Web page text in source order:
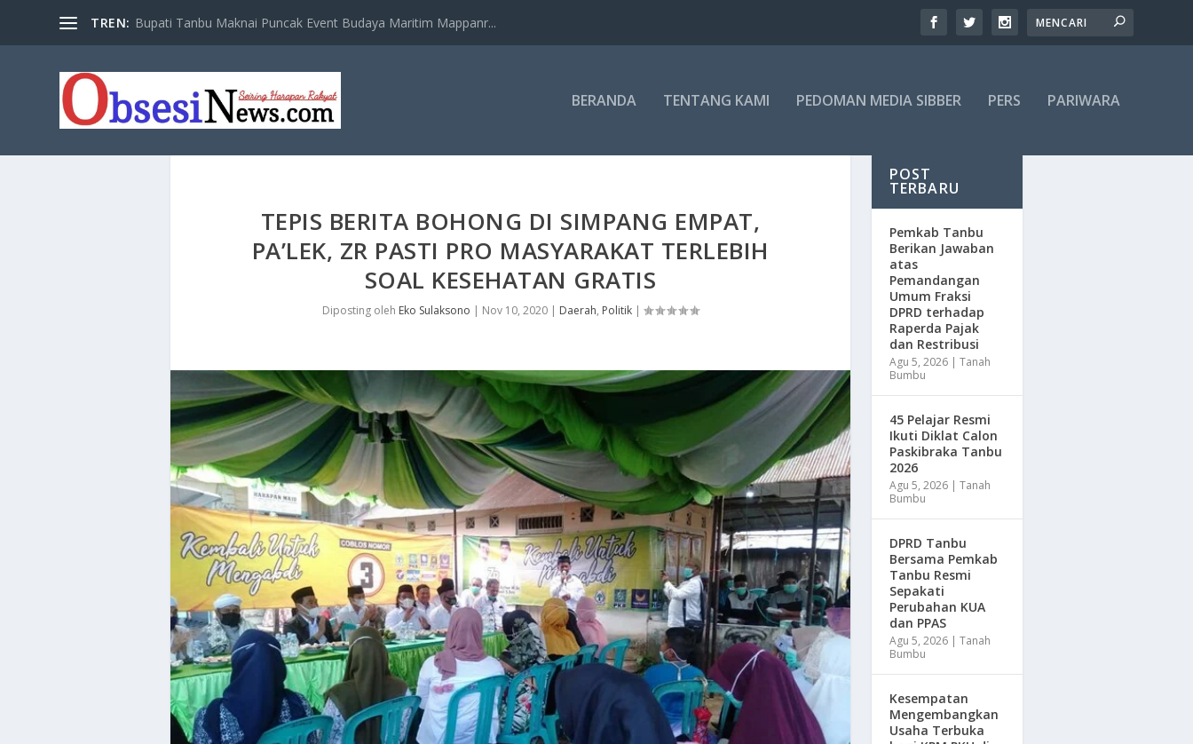
TREN: Bupati Tanbu Maknai Puncak Event Budaya Maritim Mappanr...
BERANDA TENTANG KAMI PEDOMAN MEDIA SIBBER PERS PARIWARA
TEPIS BERITA BOHONG DI SIMPANG EMPAT,
PA’LEK, ZR PASTI PRO MASYARAKAT TERLEBIH
SOAL KESEHATAN GRATIS
Diposting oleh Eko Sulaksono | Nov 10, 2020| Daerah, Politik|
POST
TERBARU
Pemkab Tanbu
Berikan Jawaban
atas
Pemandangan
Umum Fraksi
DPRD terhadap
Raperda Pajak
dan Restribusi
Agu 5, 2026| Tanah
Bumbu
45 Pelajar Resmi
Ikuti Diklat Calon
Paskibraka Tanbu
2026
Agu 5, 2026| Tanah
Bumbu
DPRD Tanbu
Bersama Pemkab
Tanbu Resmi
Sepakati
Perubahan KUA
dan PPAS
Agu 5, 2026| Tanah
Bumbu
Kesempatan
Mengembangkan
Usaha Terbuka